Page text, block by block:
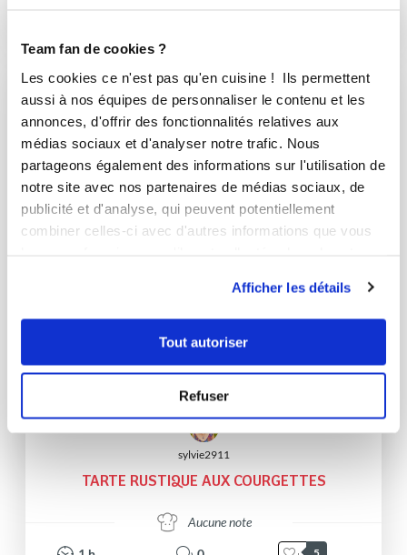
Team fan de cookies ?
Les cookies ce n'est pas qu'en cuisine ! Ils permettent
aussi à nos équipes de personnaliser le contenu et les
annonces, d'offrir des fonctionnalités relatives aux
médias sociaux et d'analyser notre trafic. Nous
partageons également des informations sur l'utilisation de
notre site avec nos partenaires de médias sociaux, de
publicité et d'analyse, qui peuvent potentiellement
combiner celles-ci avec d'autres informations que vous
Afficher les détails
Tout autoriser
Refuser
I-COOK'IN
sylvie2911
TARTE RUSTIQUE AUX COURGETTES
Aucune note